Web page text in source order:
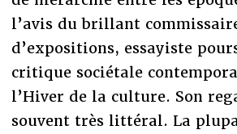
l’avis du brillant
d’expositions, essayiste
critique sociétale
l’Hiver de la culture. Son
souvent très littéral. La